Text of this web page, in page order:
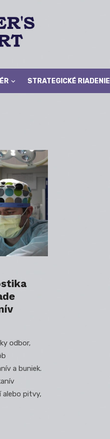
STRATEGICKÉ RIADENIE
odbor,
a buniek.
alebo pitvy,